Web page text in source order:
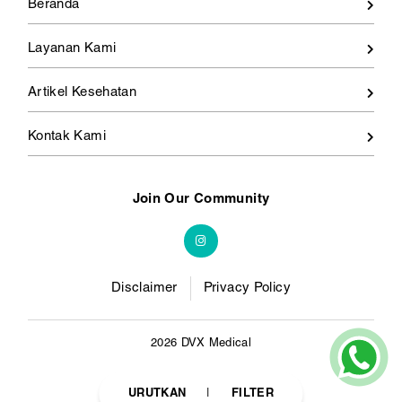
URUTKAN FILTER
Beranda
Layanan Kami
Artikel Kesehatan
Kontak Kami
Join Our Community
Disclaimer Privacy Policy
2026 DVX Medical